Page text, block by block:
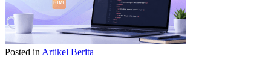
Posted in Artikel Berita